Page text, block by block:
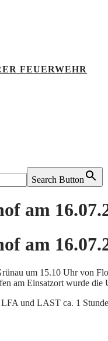
FEUERWEHR
Search Button
am
am
um 15.10 Uhr von
am Einsatzort wurde die
und LAST ca. 1